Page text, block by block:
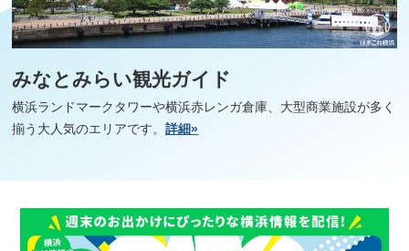
みなとみらい観光ガイド
横浜ランドマークタワーや横浜赤レンガ倉庫、大型商業施設が多く
揃う大人気のエリアです。詳細»